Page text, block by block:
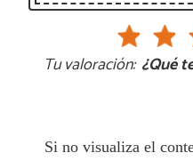
Tu valoración: ¿Qué
Si no visualiza el